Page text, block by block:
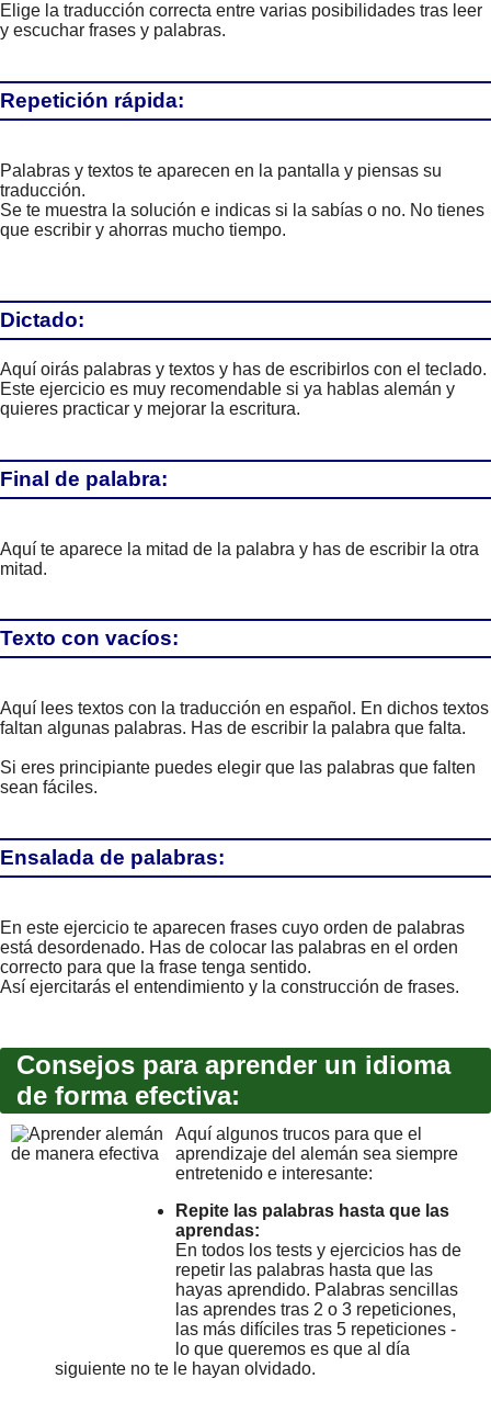
Elige la traducción correcta entre varias posibilidades tras leer
y escuchar frases y palabras.
Repetición rápida:
Palabras y textos te aparecen en la pantalla y piensas su
traducción.
Se te muestra la solución e indicas si la sabías o no. No tienes
que escribir y ahorras mucho tiempo.
Dictado:
Aquí oirás palabras y textos y has de escribirlos con el teclado.
Este ejercicio es muy recomendable si ya hablas alemán y
quieres practicar y mejorar la escritura.
Final de palabra:
Aquí te aparece la mitad de la palabra y has de escribir la otra
mitad.
Texto con vacíos:
Aquí lees textos con la traducción en español. En dichos textos
faltan algunas palabras. Has de escribir la palabra que falta.
Si eres principiante puedes elegir que las palabras que falten
sean fáciles.
Ensalada de palabras:
En este ejercicio te aparecen frases cuyo orden de palabras
está desordenado. Has de colocar las palabras en el orden
correcto para que la frase tenga sentido.
Así ejercitarás el entendimiento y la construcción de frases.
Consejos para aprender un idioma
de forma efectiva:
Aquí algunos trucos para que el
aprendizaje del alemán sea siempre
entretenido e interesante:
Repite las palabras hasta que las
aprendas:
En todos los tests y ejercicios has de
repetir las palabras hasta que las
hayas aprendido. Palabras sencillas
las aprendes tras 2 o 3 repeticiones,
las más difíciles tras 5 repeticiones -
lo que queremos es que al día
siguiente no te le hayan olvidado.